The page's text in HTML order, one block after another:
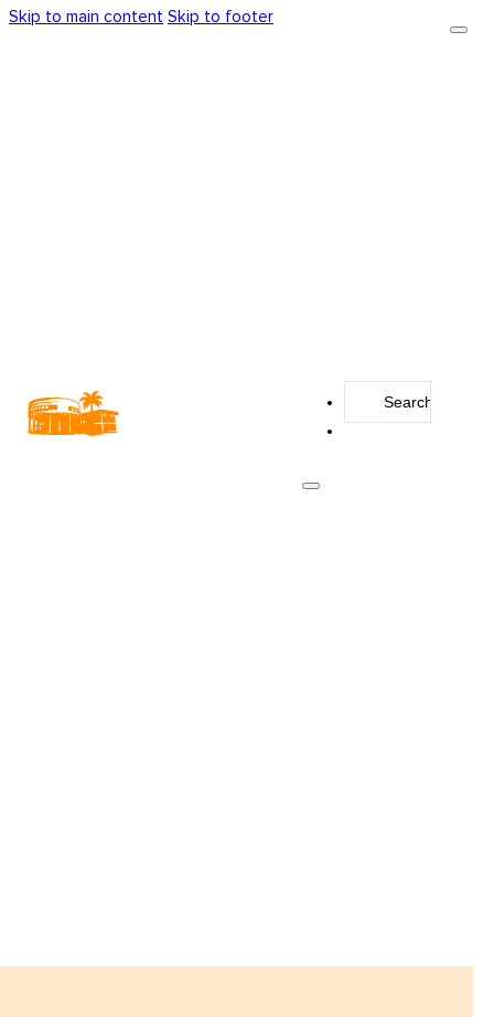
Skip to main content Skip to footer